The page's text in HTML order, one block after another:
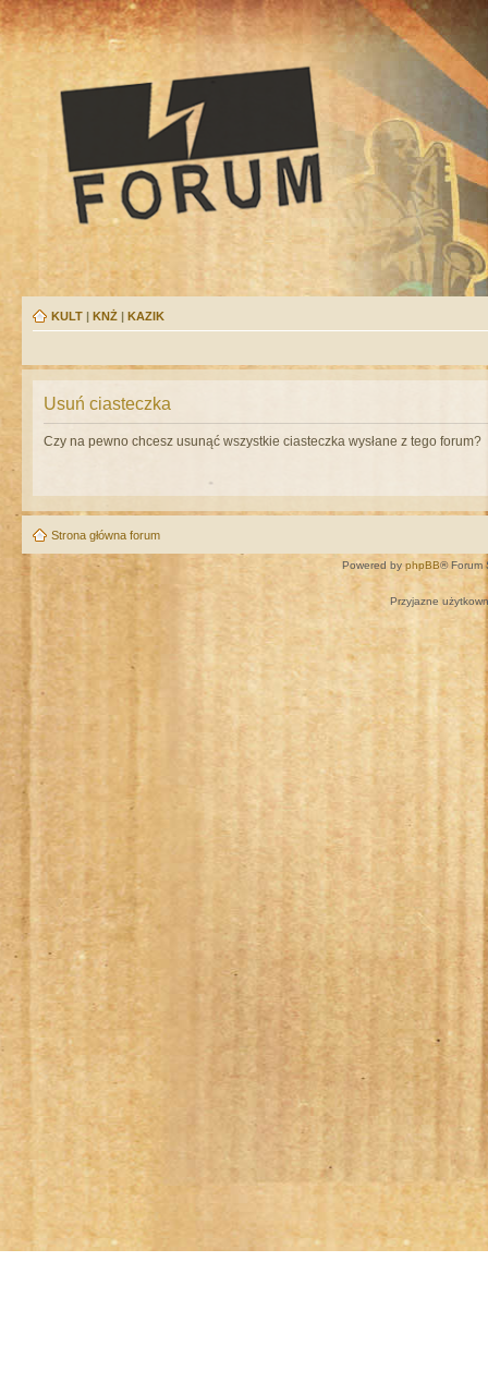
KULT | KNŻ | KAZIK
Usuń ciasteczka
Czy na pewno chcesz usunąć wszystkie ciasteczka wysłane z tego forum?
Strona główna forum
Powered by phpBB® Forum
Przyjazne